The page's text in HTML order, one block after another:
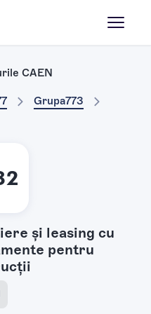
CAEN
Grupa773
şi leasing cu
pentru